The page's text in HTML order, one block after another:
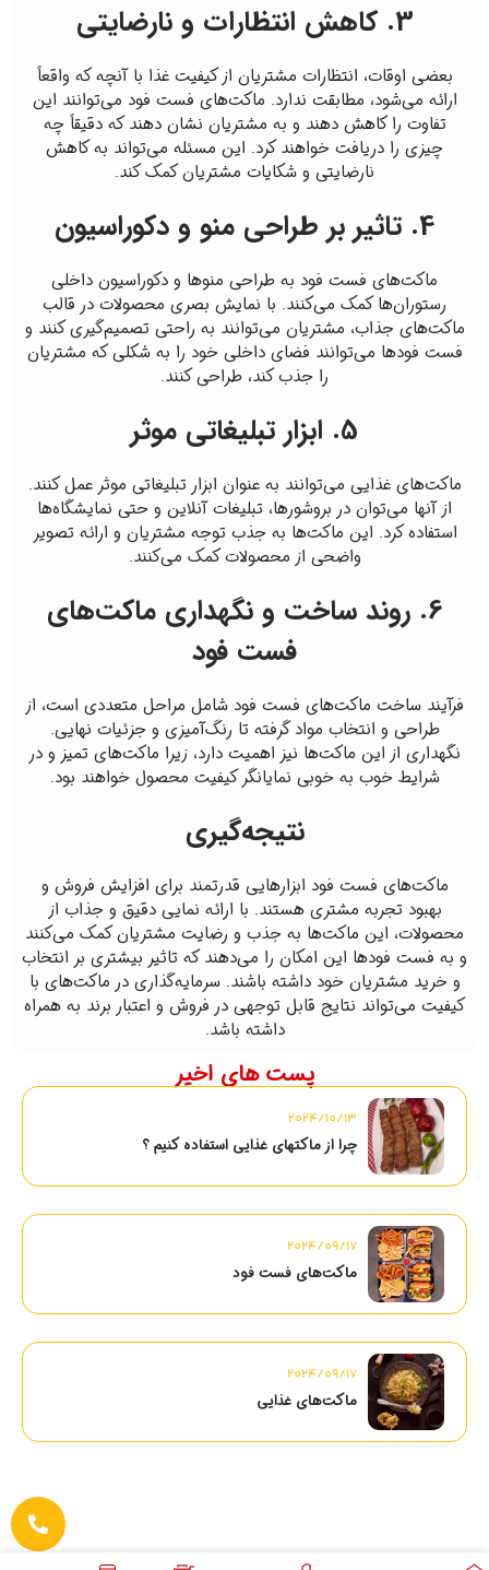
3. کاهش انتظارات و نارضایتی
بعضی اوقات، انتظارات مشتریان از کیفیت غذا با آنچه که واقعاً
ارائه می‌شود، مطابقت ندارد. ماکت‌های فست فود می‌توانند این
تفاوت را کاهش دهند و به مشتریان نشان دهند که دقیقاً چه
چیزی را دریافت خواهند کرد. این مسئله می‌تواند به کاهش
نارضایتی و شکایات مشتریان کمک کند.
4. تاثیر بر طراحی منو و دکوراسیون
ماکت‌های فست فود به طراحی منوها و دکوراسیون داخلی
رستوران‌ها کمک می‌کنند. با نمایش بصری محصولات در قالب
ماکت‌های جذاب، مشتریان می‌توانند به راحتی تصمیم‌گیری کنند و
فست فودها می‌توانند فضای داخلی خود را به شکلی که مشتریان
را جذب کند، طراحی کنند.
5. ابزار تبلیغاتی موثر
ماکت‌های غذایی می‌توانند به عنوان ابزار تبلیغاتی موثر عمل کنند.
از آنها می‌توان در بروشورها، تبلیغات آنلاین و حتی نمایشگاه‌ها
استفاده کرد. این ماکت‌ها به جذب توجه مشتریان و ارائه تصویر
واضحی از محصولات کمک می‌کنند.
6. روند ساخت و نگهداری ماکت‌های
فست فود
فرآیند ساخت ماکت‌های فست فود شامل مراحل متعددی است، از
طراحی و انتخاب مواد گرفته تا رنگ‌آمیزی و جزئیات نهایی.
نگهداری از این ماکت‌ها نیز اهمیت دارد، زیرا ماکت‌های تمیز و در
شرایط خوب به خوبی نمایانگر کیفیت محصول خواهند بود.
نتیجه‌گیری
ماکت‌های فست فود ابزارهایی قدرتمند برای افزایش فروش و
بهبود تجربه مشتری هستند. با ارائه نمایی دقیق و جذاب از
محصولات، این ماکت‌ها به جذب و رضایت مشتریان کمک می‌کنند
و به فست فودها این امکان را می‌دهند که تاثیر بیشتری بر انتخاب
و خرید مشتریان خود داشته باشند. سرمایه‌گذاری در ماکت‌های با
کیفیت می‌تواند نتایج قابل توجهی در فروش و اعتبار برند به همراه
داشته باشد.
پست های اخیر
2024/10/13
چرا از ماکتهای غذایی استفاده کنیم ؟
2024/09/17
ماکت‌های فست فود
2024/09/17
ماکت‌های غذایی